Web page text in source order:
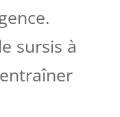
sursis à